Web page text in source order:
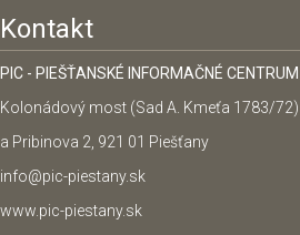
Kontakt
PIC - PIEŠŤANSKÉ INFORMAČNÉ CENTRUM
Kolonádový most (Sad A. Kmeťa 1783/
a Pribinova 2, 921 01 Piešťany
info@pic-piestany.sk
www.pic-piestany.sk